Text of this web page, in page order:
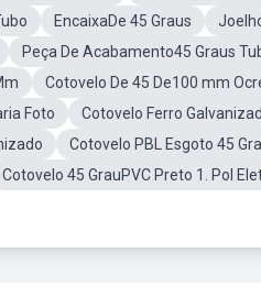
EncaixaDe 45 Graus
Peça De Acabamento45 Graus
Cotovelo De 45 De100 mm
Foto
Cotovelo Ferro
Cotovelo PBL Esgoto 45
Cotovelo 45 GrauPVC Preto 1. Pol